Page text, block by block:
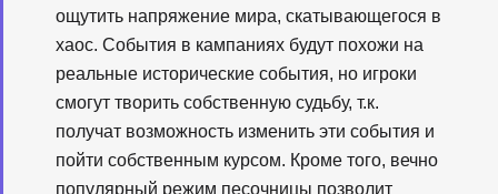
ощутить напряжение мира, скатывающегося в
хаос. События в кампаниях будут похожи на
реальные исторические события, но игроки
смогут творить собственную судьбу, т.к.
получат возможность изменить эти события и
пойти собственным курсом. Кроме того, вечно
популярный режим песочницы позволит